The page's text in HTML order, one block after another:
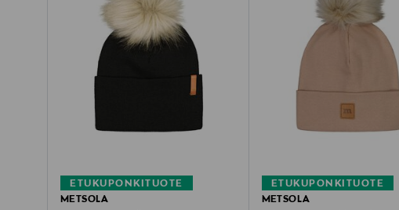
ETUKUPONKITUOTE
METSOLA
ETUKUPONKITUOTE
METSOLA